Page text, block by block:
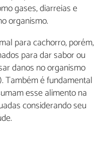
gases, diarreias e
organismo.
para cachorro, porém,
para dar sabor ou
danos no organismo
Também é fundamental
esse alimento na
considerando seu